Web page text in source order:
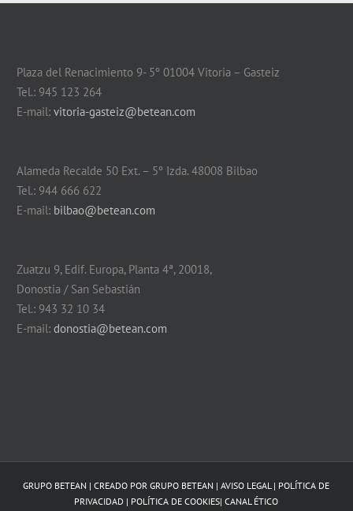
Plaza del Renacimiento 9- 5º 01004 Vitoria – Gasteiz
Tel.: 945 123 264
E-mail: vitoria-gasteiz@betean.com
Alameda Recalde 50 Ext. – 5º Izda. 48008 Bilbao
Tel.: 944 666 622
E-mail: bilbao@betean.com
Zuatzu 9, Edif. Europa, Planta 4ª, 20018,
Donostia / San Sebastián
Tel.: 943 32 10 34
E-mail: donostia@betean.com
GRUPO BETEAN | CREADO PORGRUPO BETEAN |AVISO LEGAL | POLÍTICA DE
PRIVACIDAD | POLÍTICA DE COOKIES|CANAL ÉTICO